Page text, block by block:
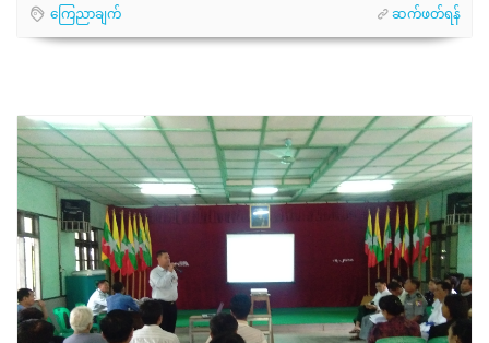
ကြေညာချက် ဆက်ဖတ်ရန်